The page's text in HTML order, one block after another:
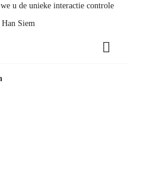
u de unieke interactie controle
Siem
